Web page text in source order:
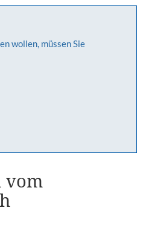
wollen, müssen Sie
vom